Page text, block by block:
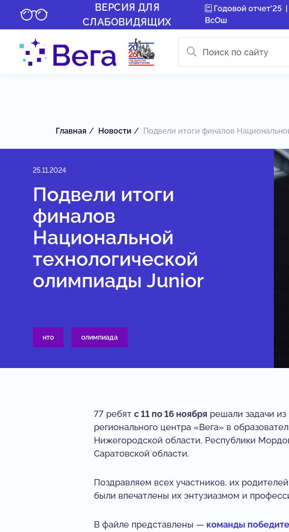
ВЕРСИЯ ДЛЯ
СЛАБОВИДЯЩИХ
Годовой отчет'25|
ВсОш
Главная Новости Подвели итоги финалов
25.11.2024
Подвели итоги
финалов
Национальной
технологической
олимпиады Junior
нто олимпиада
77 ребят с 11 по 16 ноября решали задачи
регионального центра «Вега» в
Нижегородской области, Республики
Саратовской области.
Поздравляем всех участников, их
были впечатлены их энтузиазмом и
В файле представлены — команды